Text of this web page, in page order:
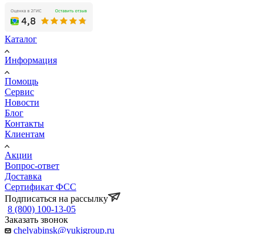
Каталог
Информация
Помощь
Сервис
Новости
Блог
Контакты
Клиентам
Акции
Вопрос-ответ
Доставка
Сертификат ФСС
Подписаться на рассылку
8 (800) 100-13-05
Заказать звонок
chelyabinsk@yukigroup.ru